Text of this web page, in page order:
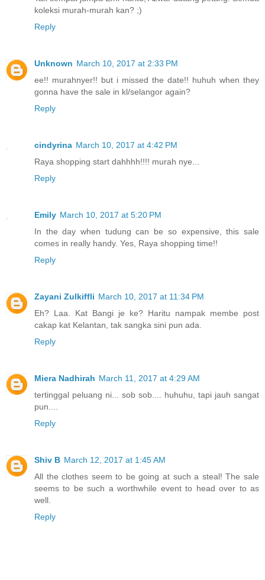
koleksi murah-murah kan? ;)
Reply
Unknown March 10, 2017 at 2:33 PM
ee!! murahnyer!! but i missed the date!! huhuh when they
gonna have the sale in kl/selangor again?
Reply
cindyrina March 10, 2017 at 4:42 PM
Raya shopping start dahhhh!!!! murah nye...
Reply
Emily March 10, 2017 at 5:20 PM
In the day when tudung can be so expensive, this sale
comes in really handy. Yes, Raya shopping time!!
Reply
Zayani Zulkiffli March 10, 2017 at 11:34 PM
Eh? Laa. Kat Bangi je ke? Haritu nampak membe post
cakap kat Kelantan, tak sangka sini pun ada.
Reply
Miera Nadhirah March 11, 2017 at 4:29 AM
tertinggal peluang ni... sob sob.... huhuhu, tapi jauh sangat
pun....
Reply
Shiv B March 12, 2017 at 1:45 AM
All the clothes seem to be going at such a steal! The sale
seems to be such a worthwhile event to head over to as
well.
Reply